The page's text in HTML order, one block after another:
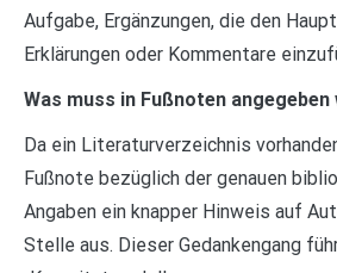
Aufgabe, Ergänzungen, die den
Erklärungen oder Kommentare
Was muss in Fußnoten angegeben
Da ein Literaturverzeichnis
Fußnote bezüglich der genauen
Angaben ein knapper Hinweis auf
Stelle aus. Dieser Gedankengang